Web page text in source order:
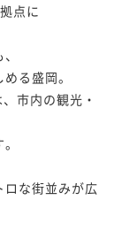
点に
る盛岡。
市内の観光・
な街並みが広